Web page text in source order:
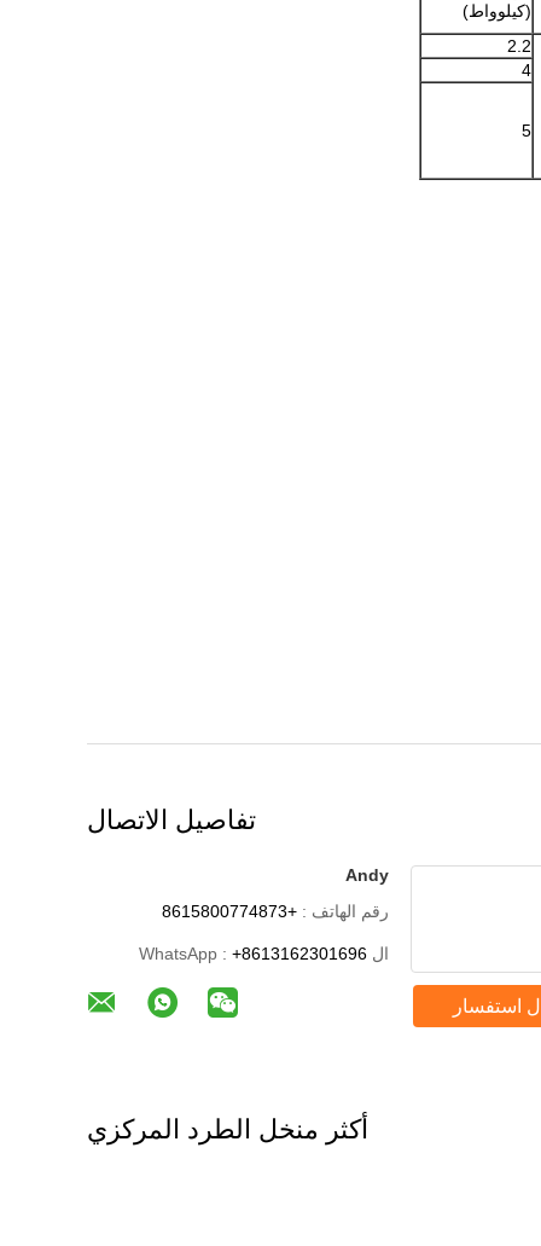
(كيلوواط)
2.2
4
5
تفاصيل الاتصال
Andy
رقم الهاتف : +8615800774873
ال WhatsApp : +8613162301696
استفسار
أكثر منخل الطرد المركزي